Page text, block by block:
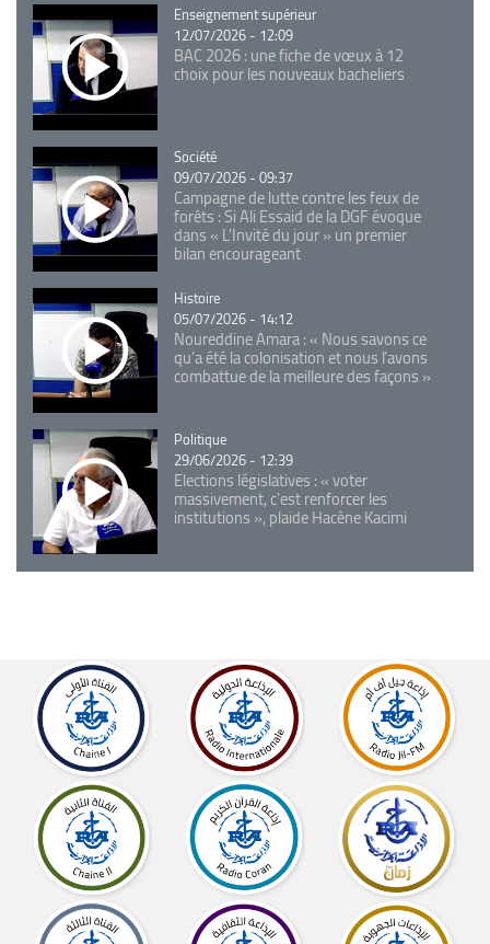
Catégorie
Enseignement supérieur
12/07/2026 - 12:09
BAC 2026 : une fiche de vœux à 12
choix pour les nouveaux bacheliers
Catégorie
Société
09/07/2026 - 09:37
Campagne de lutte contre les feux de
forêts : Si Ali Essaid de la DGF évoque
dans « L'Invité du jour » un premier
bilan encourageant
Catégorie
Histoire
05/07/2026 - 14:12
Noureddine Amara : « Nous savons ce
qu’a été la colonisation et nous l’avons
combattue de la meilleure des façons »
Catégorie
Politique
29/06/2026 - 12:39
Elections législatives : « voter
massivement, c'est renforcer les
institutions », plaide Hacène Kacimi